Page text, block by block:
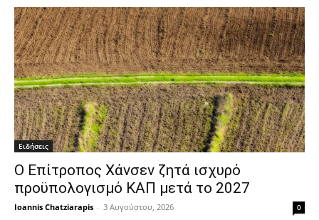
Ειδήσεις
Ο Επίτροπος Χάνσεν ζητά ισχυρό
προϋπολογισμό ΚΑΠ μετά το 2027
Ioannis Chatziarapis - 3 Αυγούστου, 2026 0